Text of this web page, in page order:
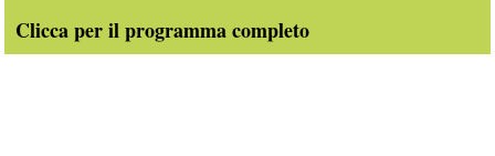
Clicca per il programma completo